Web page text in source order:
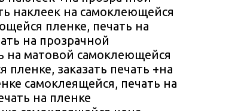
наклеек на самоклеющейся
пленке, печать на
на прозрачной
на матовой самоклеющейся
заказать печать +на
самоклеящейся, печать на
на пленке